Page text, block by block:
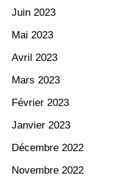
Juin 2023
Mai 2023
Avril 2023
Mars 2023
Février 2023
Janvier 2023
Décembre 2022
Novembre 2022